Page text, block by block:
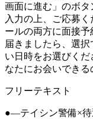
画面に進む」のボ
入力の上、ご応募
ールの両方に面接予
届きましたら、選
い日時をお選びく
なたにお会いでき
フリーテキスト
●―テイシン警備×